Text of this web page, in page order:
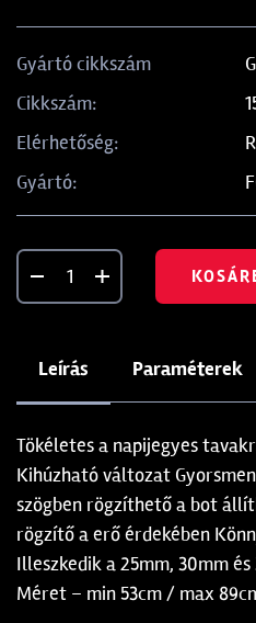
Gyártó cikkszám
Cikkszám:
Elérhetőség:
Gyártó:
Leírás Paraméterek
Tökéletes a napijegyes
Kihúzható változat
szögben rögzíthető a bot
rögzítő a erő érdekében
Illeszkedik a 25mm, 30mm
Méret – min 53cm / max